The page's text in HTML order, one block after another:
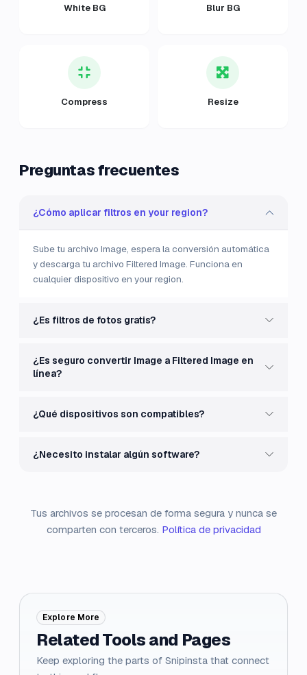
White BG Blur BG
Compress Resize
Preguntas frecuentes
¿Cómo aplicar filtros en your region?
Sube tu archivo Image, espera la conversión automática
y descarga tu archivo Filtered Image. Funciona en
cualquier dispositivo en your region.
¿Es filtros de fotos gratis?
¿Es seguro convertir Image a Filtered Image en
línea?
¿Qué dispositivos son compatibles?
¿Necesito instalar algún software?
Tus archivos se procesan de forma segura y nunca se
comparten con terceros. Política de privacidad
Explore More
Related Tools and Pages
Keep exploring the parts of Snipinsta that connect